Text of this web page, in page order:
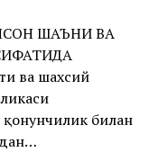
ШАЪНИ ВА
ва шахсий
билан